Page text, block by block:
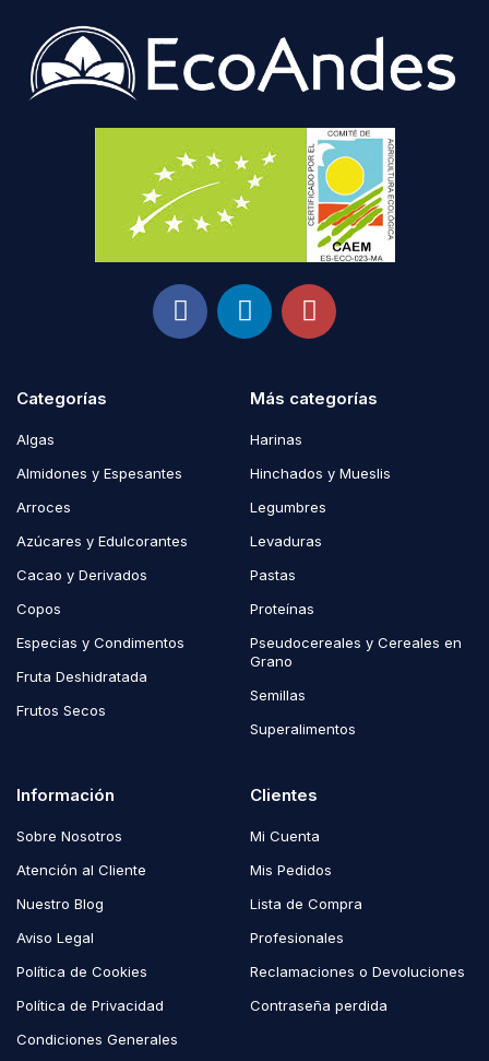
Categorías
Algas
Almidones y Espesantes
Arroces
Azúcares y Edulcorantes
Cacao y Derivados
Copos
Especias y Condimentos
Fruta Deshidratada
Frutos Secos
Más categorías
Harinas
Hinchados y Mueslis
Legumbres
Levaduras
Pastas
Proteínas
Pseudocereales y Cereales en
Grano
Semillas
Superalimentos
Información
Sobre Nosotros
Atención al Cliente
Nuestro Blog
Aviso Legal
Política de Cookies
Política de Privacidad
Condiciones Generales
Clientes
Mi Cuenta
Mis Pedidos
Lista de Compra
Profesionales
Reclamaciones o Devoluciones
Contraseña perdida